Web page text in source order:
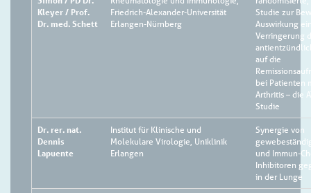
Kleyer / Prof.
Dr. med. Schett
Friedrich-Alexander-Universität
Erlangen-Nürnberg
Studie zur
Auswirkung
Verringerung
auf die
bei Patienten
Arthritis – die
Studie
Dr. rer. nat.
Dennis
Lapuente
Institut für Klinische und
Molekulare Virologie, Uniklinik
Erlangen
Synergie von
und Immun-
Inhibitoren
in der Lunge